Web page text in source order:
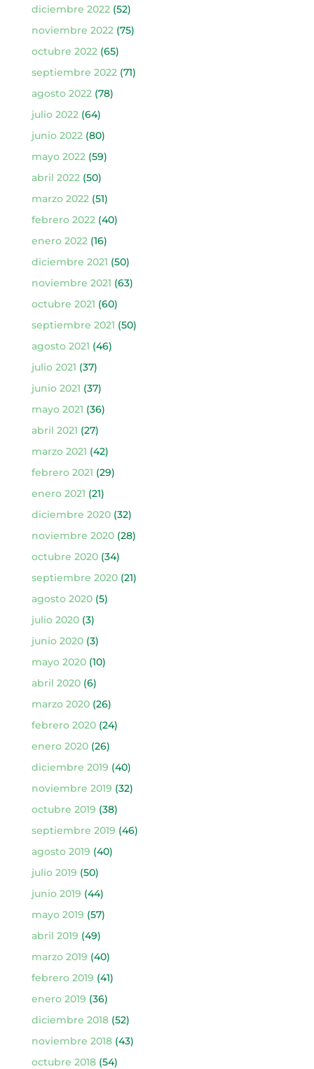
diciembre 2022 (52)
noviembre 2022 (75)
octubre 2022 (65)
septiembre 2022 (71)
agosto 2022 (78)
julio 2022 (64)
junio 2022 (80)
mayo 2022 (59)
abril 2022 (50)
marzo 2022 (51)
febrero 2022 (40)
enero 2022 (16)
diciembre 2021 (50)
noviembre 2021 (63)
octubre 2021 (60)
septiembre 2021 (50)
agosto 2021 (46)
julio 2021 (37)
junio 2021 (37)
mayo 2021 (36)
abril 2021 (27)
marzo 2021 (42)
febrero 2021 (29)
enero 2021 (21)
diciembre 2020(32)
noviembre 2020(28)
octubre 2020(34)
septiembre 2020(21)
agosto 2020(5)
julio 2020(3)
junio 2020(3)
mayo 2020(10)
abril 2020(6)
marzo 2020(26)
febrero 2020(24)
enero 2020(26)
diciembre 2019 (40)
noviembre 2019 (32)
octubre 2019 (38)
septiembre 2019 (46)
agosto 2019 (40)
julio 2019 (50)
junio 2019 (44)
mayo 2019 (57)
abril 2019 (49)
marzo 2019 (40)
febrero 2019 (41)
enero 2019 (36)
diciembre 2018(52)
noviembre 2018(43)
octubre 2018(54)